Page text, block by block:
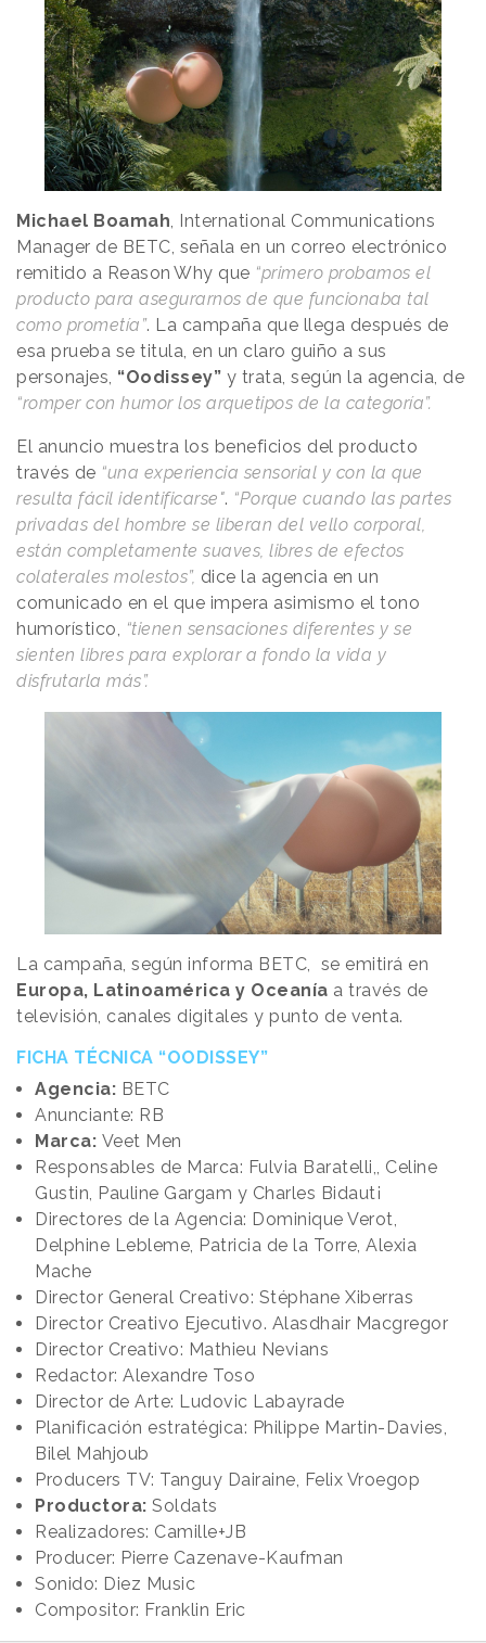
Michael Boamah, International Communications
Manager de BETC, señala en un correo electrónico
remitido a Reason Why que “primero probamos el
producto para asegurarnos de que funcionaba tal
como prometía”. La campaña que llega después de
esa prueba se titula, en un claro guiño a sus
personajes, “Oodissey” y trata, según la agencia, de
“romper con humor los arquetipos de la categoría”.
El anuncio muestra los beneficios del producto
través de “una experiencia sensorial y con la que
resulta fácil identificarse". “Porque cuando las partes
privadas del hombre se liberan del vello corporal,
están completamente suaves, libres de efectos
colaterales molestos”, dice la agencia en un
comunicado en el que impera asimismo el tono
humorístico, “tienen sensaciones diferentes y se
sienten libres para explorar a fondo la vida y
disfrutarla más”.
La campaña, según informa BETC, se emitirá en
Europa, Latinoamérica y Oceanía a través de
televisión, canales digitales y punto de venta.
FICHA TÉCNICA “OODISSEY”
Agencia: BETC
Anunciante: RB
Marca: Veet Men
Responsables de Marca: Fulvia Baratelli,, Celine
Gustin, Pauline Gargam y Charles Bidaut¡
Directores de la Agencia: Dominique Verot,
Delphine Lebleme, Patricia de la Torre, Alexia
Mache
Director General Creativo: Stéphane Xiberras
Director Creativo Ejecutivo. Alasdhair Macgregor
Director Creativo: Mathieu Nevians
Redactor: Alexandre Toso
Director de Arte: Ludovic Labayrade
Planificación estratégica: Philippe Martin-Davies,
Bilel Mahjoub
Producers TV: Tanguy Dairaine, Felix Vroegop
Productora: Soldats
Realizadores: Camille+JB
Producer: Pierre Cazenave-Kaufman
Sonido: Diez Music
Compositor: Franklin Eric